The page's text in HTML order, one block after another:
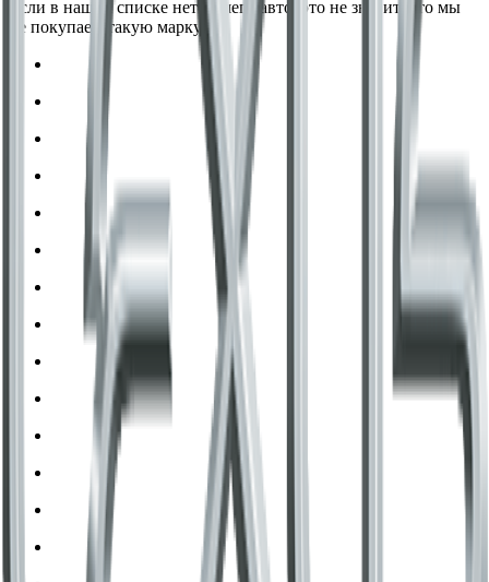
Если в нашем списке нет вашего авто, это не значит, что мы
не покупаем такую марку